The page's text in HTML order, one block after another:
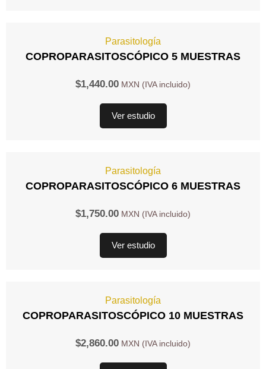
Parasitología
COPROPARASITOSCÓPICO 5 MUESTRAS
$1,440.00
Ver estudio
Parasitología
COPROPARASITOSCÓPICO 6 MUESTRAS
$1,750.00
Ver estudio
Parasitología
COPROPARASITOSCÓPICO 10 MUESTRAS
$2,860.00